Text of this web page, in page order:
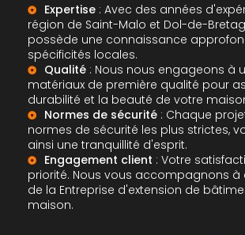
Expertise : Avec des années
région de Saint-Malo et Dol-de-
possède une connaissance
spécificités locales.
Qualité : Nous nous engageons à
matériaux de première qualité pour
durabilité et la beauté de votre
Normes de sécurité : Chaque
normes de sécurité les plus strictes,
ainsi une tranquillité d'esprit.
Engagement client : Votre
priorité. Nous vous accompagnons à
de la Entreprise d'extension de
maison.